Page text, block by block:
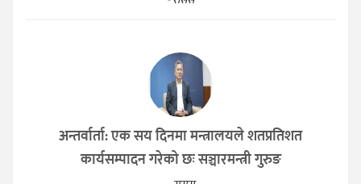
अन्तर्वार्ता: एक सय दिनमा मन्त्रालयले शतप्रतिशत
कार्यसम्पादन गरेको छः सञ्चारमन्त्री गुरुङ